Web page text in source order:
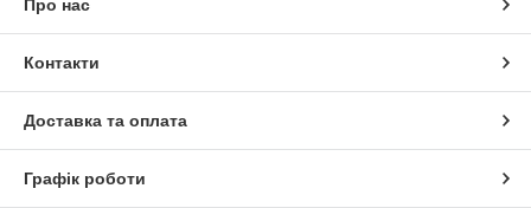
Про нас
Контакти
Доставка та оплата
Графік роботи